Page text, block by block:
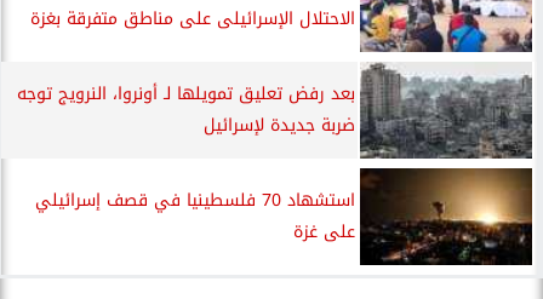
الاحتلال الإسرائيلى على مناطق متفرقة بغزة
بعد رفض تعليق تمويلها لـ أونروا، النرويج توجه
ضربة جديدة لإسرائيل
استشهاد 70 فلسطينيا في قصف إسرائيلي
على غزة